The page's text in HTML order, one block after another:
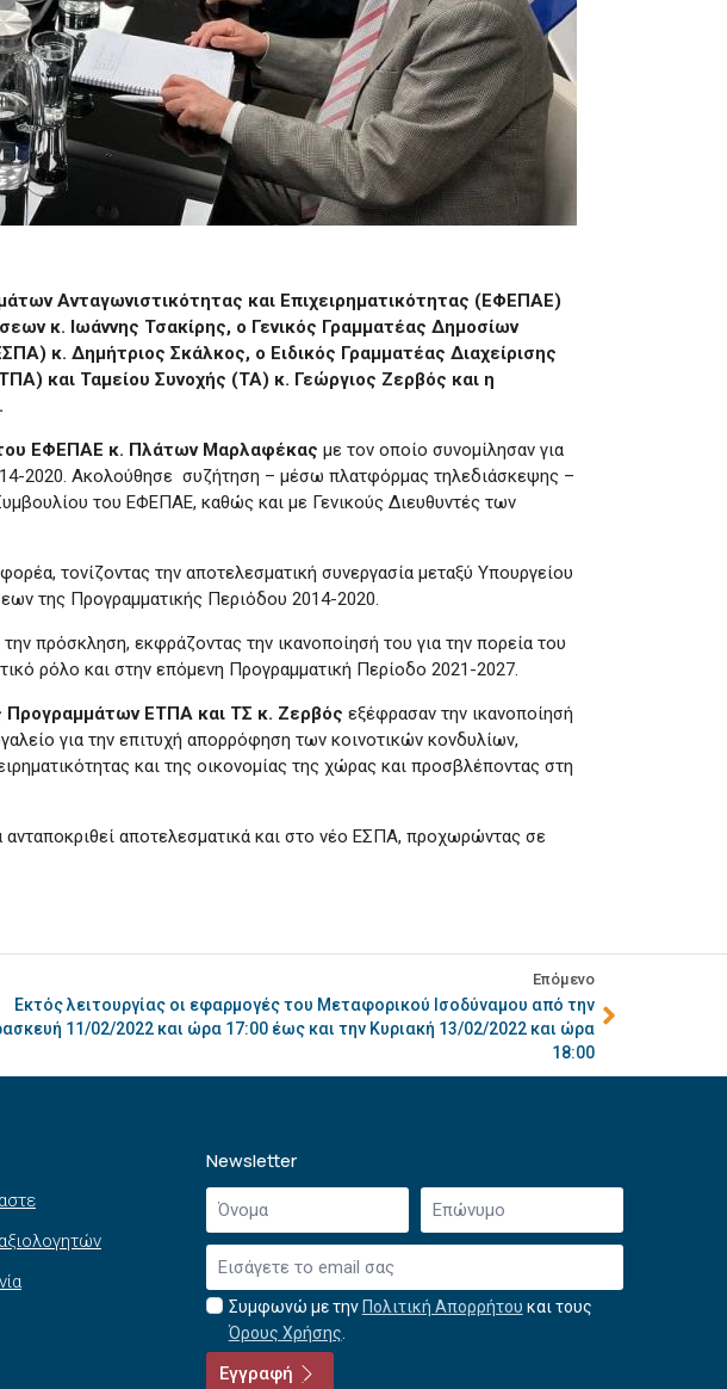
Ανταγωνιστικότητας και Επιχειρηματικότητας (ΕΦΕΠΑΕ)
κ. Ιωάννης Τσακίρης, ο Γενικός Γραμματέας Δημοσίων
κ. Δημήτριος Σκάλκος, ο Ειδικός Γραμματέας Διαχείρισης
και Ταμείου Συνοχής (ΤΑ) κ. Γεώργιος Ζερβός και η
ΕΦΕΠΑΕ κ. Πλάτων Μαρλαφέκαςμε τον οποίο συνομίλησαν για
2020. Ακολούθησε συζήτηση – μέσω πλατφόρμας τηλεδιάσκεψης –
του ΕΦΕΠΑΕ, καθώς και με Γενικούς Διευθυντές των
τονίζοντας την αποτελεσματική συνεργασία μεταξύ Υπουργείου
της Προγραμματικής Περιόδου 2014-2020.
πρόσκληση, εκφράζοντας την ικανοποίησή του για την πορεία του
ρόλο και στην επόμενη Προγραμματική Περίοδο 2021-2027.
Προγραμμάτων ΕΤΠΑ και ΤΣ κ. Ζερβός εξέφρασαν την ικανοποίησή
για την επιτυχή απορρόφηση των κοινοτικών κονδυλίων,
και της οικονομίας της χώρας και προσβλέποντας στη
αποτελεσματικά και στο νέο ΕΣΠΑ, προχωρώντας σε
Επόμενο
Εκτός λειτουργίας οι εφαρμογές του Μεταφορικού Ισοδύναμου από την
11/02/2022 και ώρα 17:00 έως και την Κυριακή 13/02/2022 και ώρα
18:00
Newsletter
Όνομα
Επώνυμο
Email
Αποδοχή
όρων
χρήσης
Συμφωνώ με την Πολιτική Απορρήτου και τους
Όρους Χρήσης
Εγγραφή